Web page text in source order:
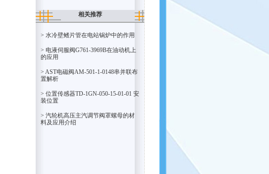
相关推荐
> 水冷壁鳍片管在电站锅炉中的作用
> 电液伺服阀G761-3969B在油动机上
的应用
> AST电磁阀AM-501-1-0148串并联布
置解析
> 位置传感器TD-1GN-050-15-01-01 安
装位置
> 汽轮机高压主汽调节阀罩螺母的材
料及应用介绍